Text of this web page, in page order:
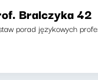
Bralczyka 42
porad językowych